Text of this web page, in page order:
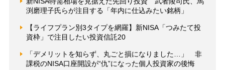
渕磨理子氏らが注目する「年内に仕込みたい銘柄」
【ライフプラン別3タイプを網羅】新NISA「つみたて投
資枠」で注目したい投資信託20
「デメリットを知らず、丸ごと損になりました…」 非
課税のNISA口座開設が“仇”になった個人投資家の後悔